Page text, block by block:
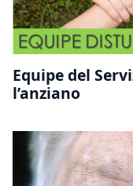
Equipe del
l’anziano